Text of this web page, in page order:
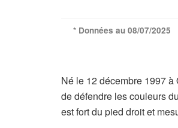
* Données au 08/07/2025
Né le 12 décembre 1997 à
de défendre les couleurs
est fort du pied droit et